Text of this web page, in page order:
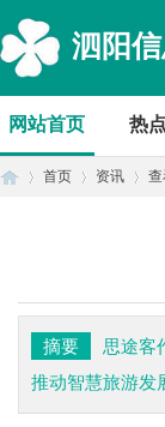
泗阳
网站首页 热
首页 资讯
摘要
思途客
推动智慧旅游发